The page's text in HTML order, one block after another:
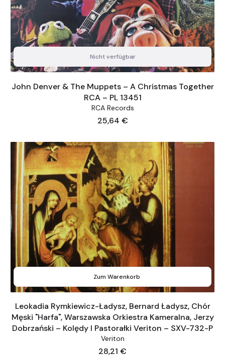
Nicht verfügbar
John Denver & The Muppets – A Christmas Together
RCA – PL 13451
RCA Records
Preis
25,64 €
Zum Warenkorb
Leokadia Rymkiewicz-Ładysz, Bernard Ładysz, Chór
Męski "Harfa", Warszawska Orkiestra Kameralna, Jerzy
Dobrzański – Kolędy I Pastorałki Veriton – SXV-732-P
Veriton
Preis
28,21 €